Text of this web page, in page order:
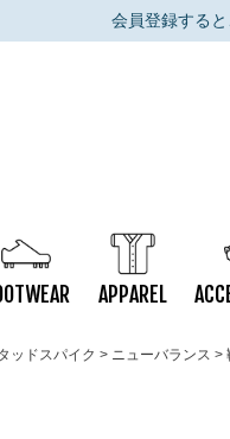
会員登録する
APPAREL
ッドスパイク ニューバランス